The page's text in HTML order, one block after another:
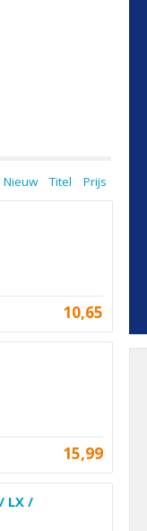
Nieuw Titel Prijs
10,65
15,99
LX /